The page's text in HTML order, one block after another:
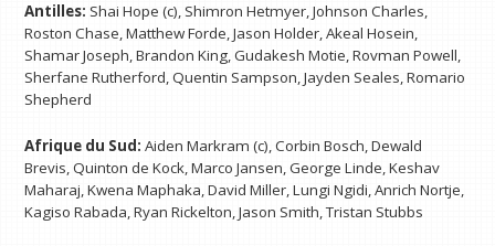
Antilles: Shai Hope (c), Shimron Hetmyer, Johnson Charles,
Roston Chase, Matthew Forde, Jason Holder, Akeal Hosein,
Shamar Joseph, Brandon King, Gudakesh Motie, Rovman Powell,
Sherfane Rutherford, Quentin Sampson, Jayden Seales, Romario
Shepherd
Afrique du Sud: Aiden Markram (c), Corbin Bosch, Dewald
Brevis, Quinton de Kock, Marco Jansen, George Linde, Keshav
Maharaj, Kwena Maphaka, David Miller, Lungi Ngidi, Anrich Nortje,
Kagiso Rabada, Ryan Rickelton, Jason Smith, Tristan Stubbs